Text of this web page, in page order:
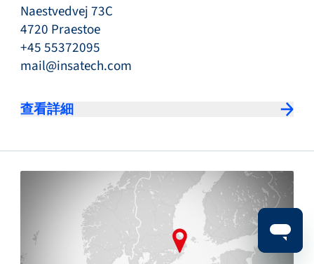
Naestvedvej 73C
4720 Praestoe
+45 55372095
mail@insatech.com
查看詳細